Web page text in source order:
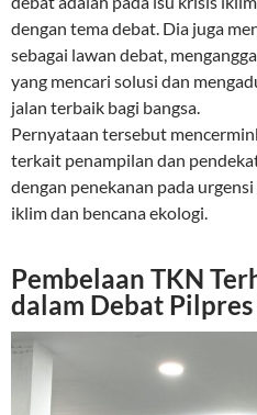
dengan tema debat. Dia juga
sebagai lawan debat,
yang mencari solusi dan
jalan terbaik bagi bangsa.
Pernyataan tersebut
terkait penampilan dan
dengan penekanan pada
iklim dan bencana ekologi.
Pembelaan TKN
dalam Debat